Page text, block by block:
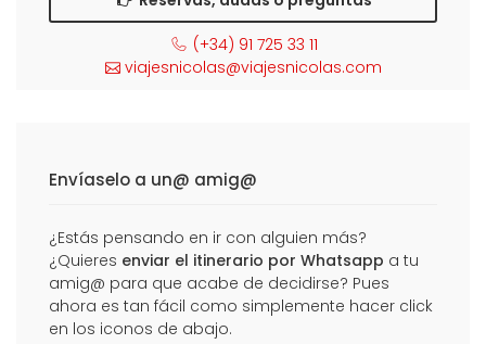
(+34) 91 725 33 11
viajesnicolas@viajesnicolas.com
Envíaselo a un@ amig@
¿Estás pensando en ir con alguien más?
¿Quieres enviar el itinerario por Whatsapp a tu
amig@ para que acabe de decidirse? Pues
ahora es tan fácil como simplemente hacer click
en los iconos de abajo.